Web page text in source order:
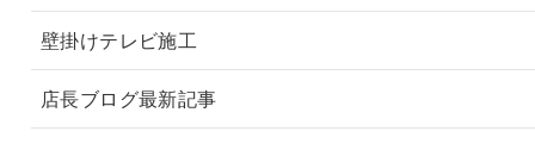
壁掛けテレビ施工
店長ブログ最新記事